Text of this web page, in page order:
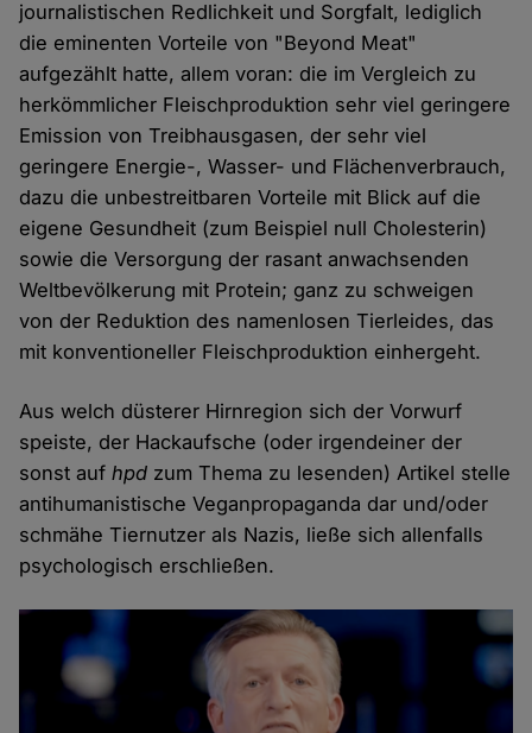
journalistischen Redlichkeit und Sorgfalt, lediglich
die eminenten Vorteile von "Beyond Meat"
aufgezählt hatte, allem voran: die im Vergleich zu
herkömmlicher Fleischproduktion sehr viel geringere
Emission von Treibhausgasen, der sehr viel
geringere Energie-, Wasser- und Flächenverbrauch,
dazu die unbestreitbaren Vorteile mit Blick auf die
eigene Gesundheit (zum Beispiel null Cholesterin)
sowie die Versorgung der rasant anwachsenden
Weltbevölkerung mit Protein; ganz zu schweigen
von der Reduktion des namenlosen Tierleides, das
mit konventioneller Fleischproduktion einhergeht.
Aus welch düsterer Hirnregion sich der Vorwurf
speiste, der Hackaufsche (oder irgendeiner der
sonst aufhpd zum Thema zu lesenden) Artikel stelle
antihumanistische Veganpropaganda dar und/oder
schmähe Tiernutzer als Nazis, ließe sich allenfalls
psychologisch erschließen.